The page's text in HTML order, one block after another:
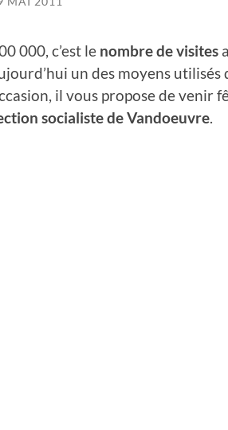
000, c’est le nombre de visites
un des moyens
il vous propose de venir
socialiste de Vandoeuvre.